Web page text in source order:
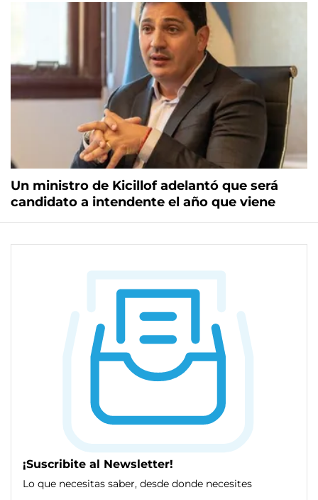
Un ministro de Kicillof adelantó que será
candidato a intendente el año que viene
¡Suscribite al Newsletter!
Lo que necesitas saber, desde donde necesites